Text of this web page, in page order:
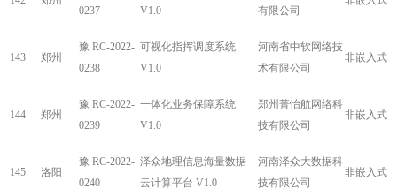
0237
V1.0 有限公司
143 郑州
豫 RC-2022-
0238
可视化指挥调度系统
V1.0
河南省中软网络技
术有限公司
非嵌入式
144 郑州
豫 RC-2022-
0239
一体化业务保障系统
V1.0
郑州菁怡航网络科
技有限公司
非嵌入式
145 洛阳
豫 RC-2022-
0240
泽众地理信息海量数据
云计算平台 V1.0
河南泽众大数据科
技有限公司
非嵌入式